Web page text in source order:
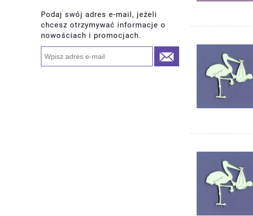
Podaj swój adres e-mail, jeżeli
chcesz otrzymywać informacje o
nowościach i promocjach.